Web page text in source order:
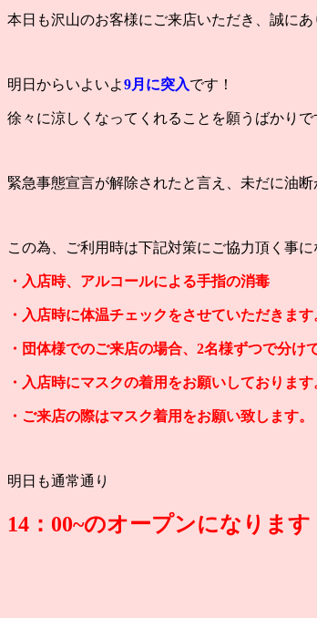
本日も沢山のお客様にご来店いただき、誠にあ
明日からいよいよ9月に突入です！
徐々に涼しくなってくれることを願うばかりで
緊急事態宣言が解除されたと言え、未だに油
この為、ご利用時は下記対策にご協力頂く事
・入店時、アルコールによる手指の消毒
・入店時に体温チェックをさせていただきま
・団体様でのご来店の場合、2名様ずつで分け
・入店時にマスクの着用をお願いしております
・ご来店の際はマスク着用をお願い致します。
明日も通常通り
14：00~のオープンになります